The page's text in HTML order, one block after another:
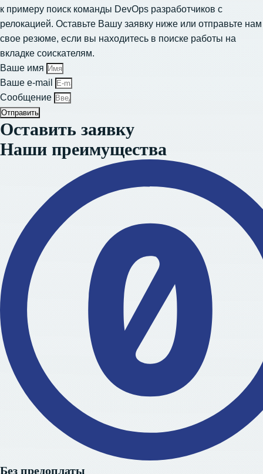
к примеру поиск команды DevOps разработчиков с
релокацией. Оставьте Вашу заявку ниже или отправьте нам
свое резюме, если вы находитесь в поиске работы на
вкладке соискателям.
Ваше имя
Ваше e-mail
Сообщение
Отправить
Оставить заявку
Наши преимущества
Без предоплаты